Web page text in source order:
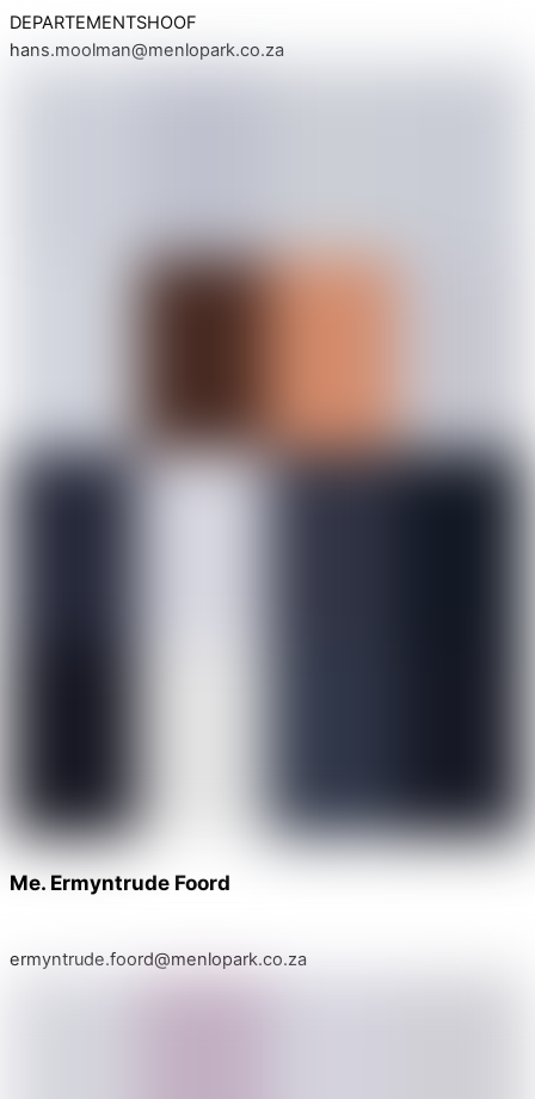
DEPARTEMENTSHOOF
hans.moolman@menlopark.co.za
Me. Ermyntrude Foord
ermyntrude.foord@menlopark.co.za